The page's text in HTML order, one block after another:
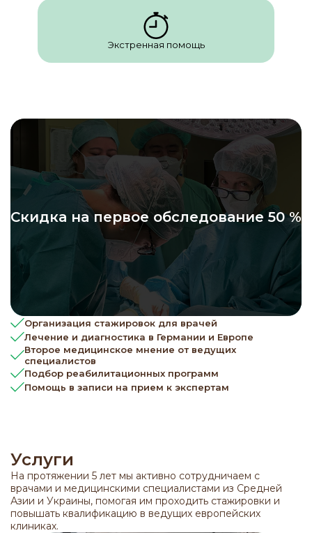
Экстренная помощь
Скидка на первое обследование 50 %
Организация стажировок для врачей
Лечение и диагностика в Германии и Европе
Второе медицинское мнение от ведущих
специалистов
Подбор реабилитационных программ
Помощь в записи на прием к экспертам
Услуги
На протяжении 5 лет мы активно сотрудничаем с
врачами и медицинскими специалистами из Средней
Азии и Украины, помогая им проходить стажировки и
повышать квалификацию в ведущих европейских
клиниках.